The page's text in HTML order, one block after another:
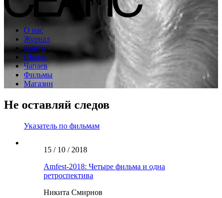
О нас
Журнал
Книги
Школа
Чапаев
Фильмы
Магазин
Не оставляй следов
Указатель по фильмам
15 / 10 / 2018
Amfest-2018: Четыре фильма и одна
ретроспектива
Никита Смирнов